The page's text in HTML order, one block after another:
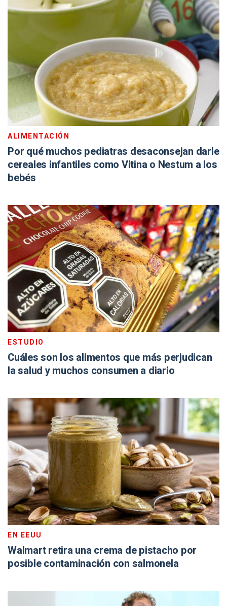
ALIMENTACIÓN
Por qué muchos pediatras desaconsejan darle
cereales infantiles como Vitina o Nestum a los
bebés
ESTUDIO
Cuáles son los alimentos que más perjudican
la salud y muchos consumen a diario
EN EEUU
Walmart retira una crema de pistacho por
posible contaminación con salmonela